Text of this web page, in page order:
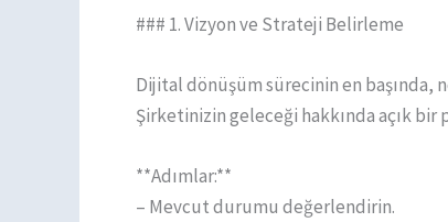
### 1. Vizyon ve Strateji Belirleme
Dijital dönüşüm sürecinin en başında,
Şirketinizin geleceği hakkında açık bir
**Adımlar:**
– Mevcut durumu değerlendirin.